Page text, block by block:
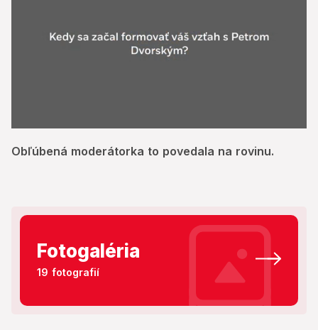
seconds
of
Obľúbená moderátorka to povedala na rovinu.
Fotogaléria
19 fotografií